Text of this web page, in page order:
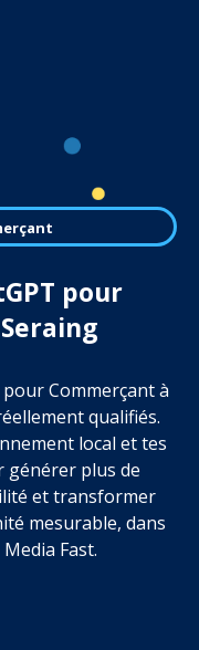
pour
Commerçant à
qualifiés.
local et tes
générer plus de
et transformer
mesurable, dans
Fast.